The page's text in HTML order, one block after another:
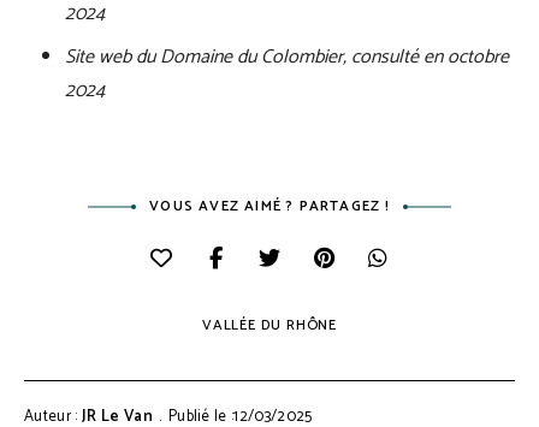
2024
Site web du Domaine du Colombier, consulté en octobre
2024
VOUS AVEZ AIMÉ ? PARTAGEZ !
VALLÉE DU RHÔNE
Auteur :JR Le Van Publié le :12/03/2025